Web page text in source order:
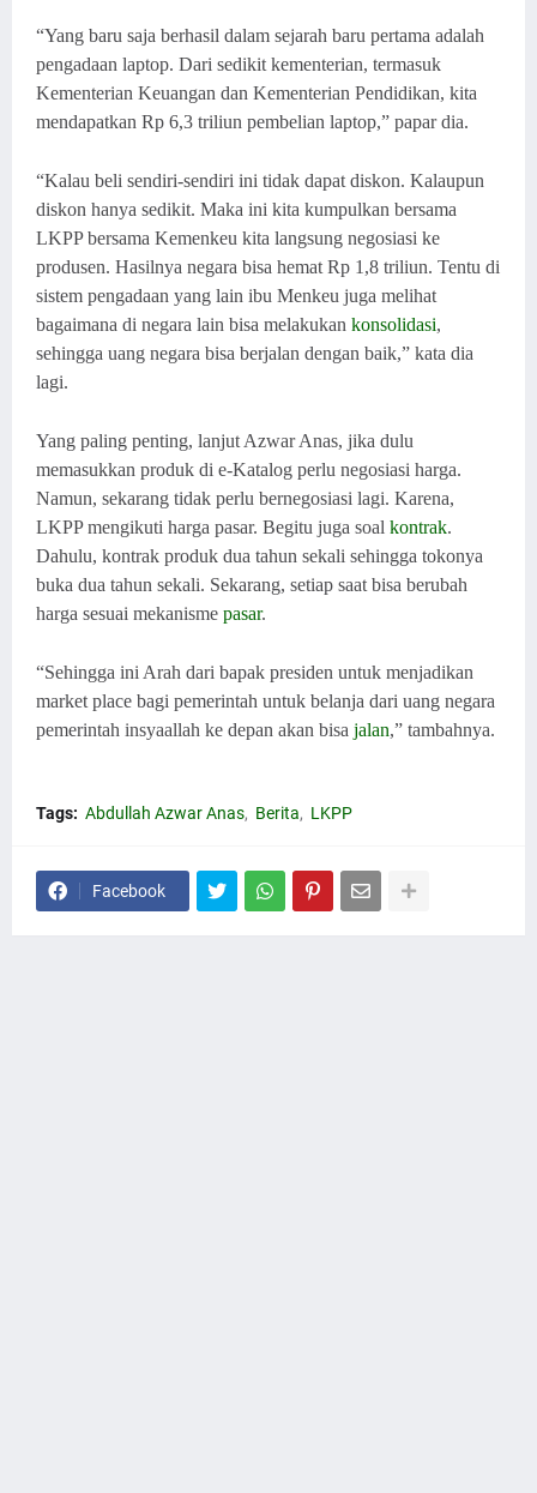
“Yang baru saja berhasil dalam sejarah baru pertama adalah
pengadaan laptop. Dari sedikit kementerian, termasuk
Kementerian Keuangan dan Kementerian Pendidikan, kita
mendapatkan Rp 6,3 triliun pembelian laptop,” papar dia.
“Kalau beli sendiri-sendiri ini tidak dapat diskon. Kalaupun
diskon hanya sedikit. Maka ini kita kumpulkan bersama
LKPP bersama Kemenkeu kita langsung negosiasi ke
produsen. Hasilnya negara bisa hemat Rp 1,8 triliun. Tentu di
sistem pengadaan yang lain ibu Menkeu juga melihat
bagaimana di negara lain bisa melakukan konsolidasi,
sehingga uang negara bisa berjalan dengan baik,” kata dia
lagi.
Yang paling penting, lanjut Azwar Anas, jika dulu
memasukkan produk di e-Katalog perlu negosiasi harga.
Namun, sekarang tidak perlu bernegosiasi lagi. Karena,
LKPP mengikuti harga pasar. Begitu juga soal kontrak.
Dahulu, kontrak produk dua tahun sekali sehingga tokonya
buka dua tahun sekali. Sekarang, setiap saat bisa berubah
harga sesuai mekanisme pasar.
“Sehingga ini Arah dari bapak presiden untuk menjadikan
market place bagi pemerintah untuk belanja dari uang negara
pemerintah insyaallah ke depan akan bisa jalan,” tambahnya.
Tags: Abdullah Azwar Anas Berita LKPP
Facebook